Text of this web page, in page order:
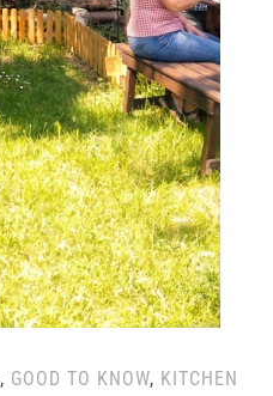
, GOOD TO KNOW, KITCHEN